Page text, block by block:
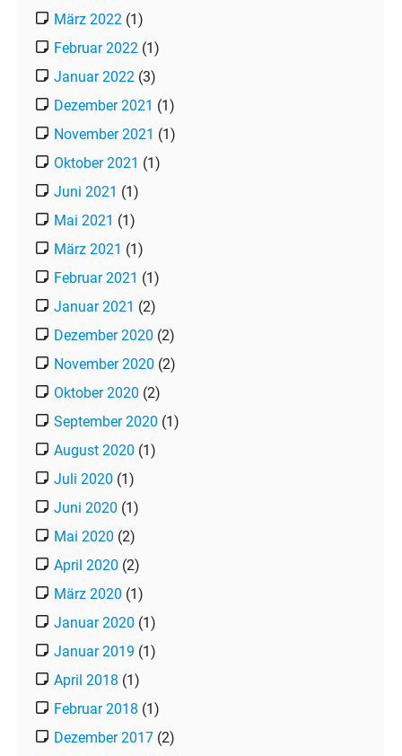
März 2022 (1)
Februar 2022 (1)
Januar 2022 (3)
Dezember 2021 (1)
November 2021 (1)
Oktober 2021 (1)
Juni 2021 (1)
Mai 2021 (1)
März 2021 (1)
Februar 2021 (1)
Januar 2021 (2)
Dezember 2020 (2)
November 2020 (2)
Oktober 2020 (2)
September 2020 (1)
August 2020 (1)
Juli 2020 (1)
Juni 2020 (1)
Mai 2020 (2)
April 2020 (2)
März 2020 (1)
Januar 2020 (1)
Januar 2019 (1)
April 2018 (1)
Februar 2018 (1)
Dezember 2017 (2)